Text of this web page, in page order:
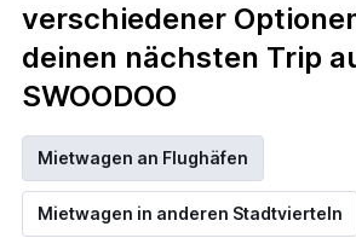
verschiedener
deinen nächsten Trip
SWOODOO
Mietwagen an Flughäfen
Mietwagen in anderen Stadtvierteln